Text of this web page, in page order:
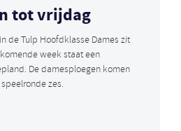
tot vrijdag
de Tulp Hoofdklasse Dames zit
week staat een
De damesploegen komen
zes.